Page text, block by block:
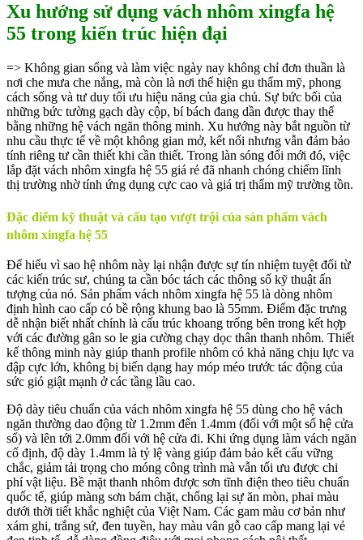
Xu hướng sử dụng vách nhôm xingfa hệ
55 trong kiến trúc hiện đại
=> Không gian sống và làm việc ngày nay không chỉ đơn thuần là
nơi che mưa che nắng, mà còn là nơi thể hiện gu thẩm mỹ, phong
cách sống và tư duy tối ưu hiệu năng của gia chủ. Sự bức bối của
những bức tường gạch dày cộp, bí bách đang dần được thay thế
bằng những hệ vách ngăn thông minh. Xu hướng này bắt nguồn từ
nhu cầu thực tế về một không gian mở, kết nối nhưng vẫn đảm bảo
tính riêng tư cần thiết khi cần thiết. Trong làn sóng đổi mới đó, việc
lắp đặt vách nhôm xingfa hệ 55 giá rẻ đã nhanh chóng chiếm lĩnh
thị trường nhờ tính ứng dụng cực cao và giá trị thẩm mỹ trường tồn.
Đặc điểm kỹ thuật và cấu tạo vượt trội của sản phẩm vách
nhôm xingfa hệ 55
Để hiểu vì sao hệ nhôm này lại nhận được sự tín nhiệm tuyệt đối từ
các kiến trúc sư, chúng ta cần bóc tách các thông số kỹ thuật ấn
tượng của nó. Sản phẩm vách nhôm xingfa hệ 55 là dòng nhôm
định hình cao cấp có bề rộng khung bao là 55mm. Điểm đặc trưng
dễ nhận biết nhất chính là cấu trúc khoang trống bên trong kết hợp
với các đường gân so le gia cường chạy dọc thân thanh nhôm. Thiết
kế thông minh này giúp thanh profile nhôm có khả năng chịu lực va
đập cực lớn, không bị biến dạng hay móp méo trước tác động của
sức gió giật mạnh ở các tầng lầu cao.
Độ dày tiêu chuẩn của vách nhôm xingfa hệ 55 dùng cho hệ vách
ngăn thường dao động từ 1.2mm đến 1.4mm (đối với một số hệ cửa
sổ) và lên tới 2.0mm đối với hệ cửa đi. Khi ứng dụng làm vách ngăn
cố định, độ dày 1.4mm là tỷ lệ vàng giúp đảm bảo kết cấu vững
chắc, giảm tải trọng cho móng công trình mà vẫn tối ưu được chi
phí vật liệu. Bề mặt thanh nhôm được sơn tĩnh điện theo tiêu chuẩn
quốc tế, giúp màng sơn bám chặt, chống lại sự ăn mòn, phai màu
dưới thời tiết khắc nghiệt của Việt Nam. Các gam màu cơ bản như
xám ghi, trắng sứ, đen tuyền, hay màu vân gỗ cao cấp mang lại vẻ